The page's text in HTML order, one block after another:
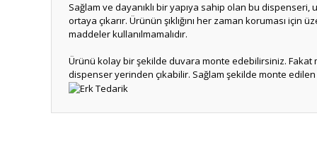
Sağlam ve dayanıklı bir yapıya sahip olan bu dispenseri,
ortaya çıkarır. Ürünün şıklığını her zaman koruması
maddeler kullanılmamalıdır.
Ürünü kolay bir şekilde duvara monte edebilirsiniz. Fakat
dispenser yerinden çıkabilir. Sağlam şekilde monte